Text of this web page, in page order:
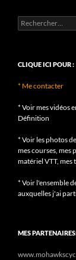
Rechercher :
CLIQUE ICI POUR :
* Me contacter
* Voir mes vidéos
Définition
* Voir les photos
mes courses, mes
matériel VTT, mes
* Voir l'ensemble
auxquelles j'ai
MES